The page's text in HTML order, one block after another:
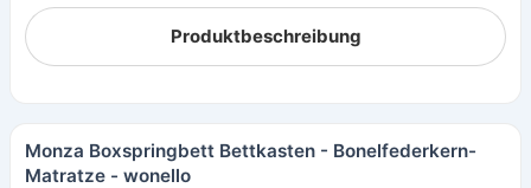
Produktbeschreibung
Monza Boxspringbett Bettkasten - Bonelfederkern-
Matratze - wonello